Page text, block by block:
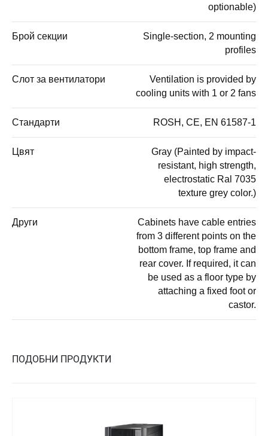
optionable)
Брой секции
Single-section, 2 mounting
profiles
Слот за вентилатори
Ventilation is provided by
cooling units with 1 or 2 fans
Стандарти ROSH, CE, EN 61587-1
Цвят
Gray (Painted by impact-
resistant, high strength,
electrostatic Ral 7035
texture grey color.)
Други
Cabinets have cable entries
from 3 different points on the
bottom frame, top frame and
rear cover. If required, it can
be used as a floor type by
attaching a fixed foot or
castor.
ПОДОБНИ ПРОДУКТИ